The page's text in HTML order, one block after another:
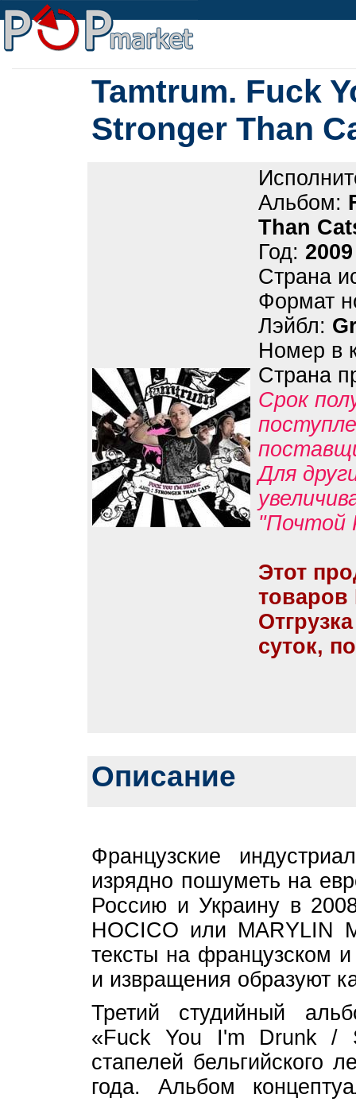
Tamtrum. Fuck
Stronger Than
Альбом:
Than
Год: 2009
Страна
Формат
Лэйбл:
Номер в
Страна
Срок
Для
"Почтой
Этот
товаров
суток,
Описание
Французские
изрядно пошуметь на
Россию и Украину в
HOCICO или MARYLIN
тексты на французском
и извращения образуют
Третий студийный
«Fuck You I'm Drunk /
стапелей бельгийского
года. Альбом